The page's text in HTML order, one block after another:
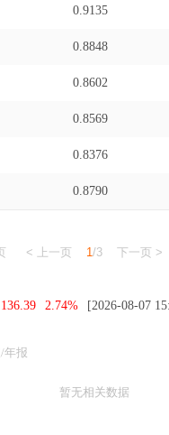
0.9135
0.8848
0.8602
0.8569
0.8376
0.8790
< 上一页 1/3 下一页 >
136.39 2.74% [2026-08-07
年报
暂无相关数据